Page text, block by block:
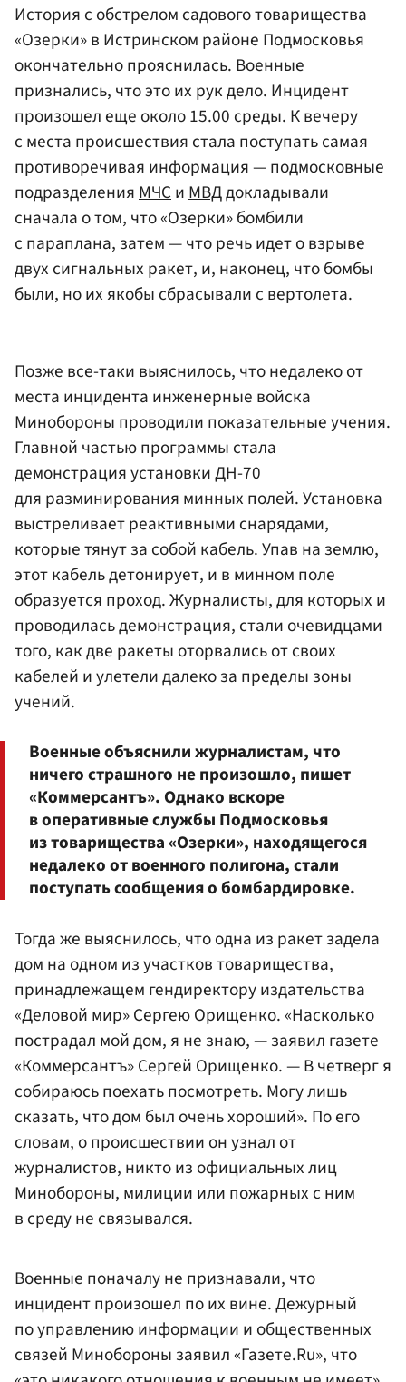
История с обстрелом садового товарищества
«Озерки» в Истринском районе Подмосковья
окончательно прояснилась. Военные
признались, что это их рук дело. Инцидент
произошел еще около 15.00 среды. К вечеру
с места происшествия стала поступать самая
противоречивая информация — подмосковные
подразделения МЧСи МВДдокладывали
сначала о том, что «Озерки» бомбили
с параплана, затем — что речь идет о взрыве
двух сигнальных ракет, и, наконец, что бомбы
были, но их якобы сбрасывали с вертолета.
Позже все-таки выяснилось, что недалеко от
места инцидента инженерные войска
Минобороныпроводили показательные учения.
Главной частью программы стала
демонстрация установки ДН-70
для разминирования минных полей. Установка
выстреливает реактивными снарядами,
которые тянут за собой кабель. Упав на землю,
этот кабель детонирует, и в минном поле
образуется проход. Журналисты, для которых и
проводилась демонстрация, стали очевидцами
того, как две ракеты оторвались от своих
кабелей и улетели далеко за пределы зоны
учений.
Военные объяснили журналистам, что
ничего страшного не произошло, пишет
«Коммерсантъ». Однако вскоре
в оперативные службы Подмосковья
из товарищества «Озерки», находящегося
недалеко от военного полигона, стали
поступать сообщения о бомбардировке.
Тогда же выяснилось, что одна из ракет задела
дом на одном из участков товарищества,
принадлежащем гендиректору издательства
«Деловой мир» Сергею Орищенко. «Насколько
пострадал мой дом, я не знаю, — заявил газете
«Коммерсантъ» Сергей Орищенко. — В четверг я
собираюсь поехать посмотреть. Могу лишь
сказать, что дом был очень хороший». По его
словам, о происшествии он узнал от
журналистов, никто из официальных лиц
Минобороны, милиции или пожарных с ним
в среду не связывался.
Военные поначалу не признавали, что
инцидент произошел по их вине. Дежурный
по управлению информации и общественных
связей Минобороны заявил «Газете.Ru», что